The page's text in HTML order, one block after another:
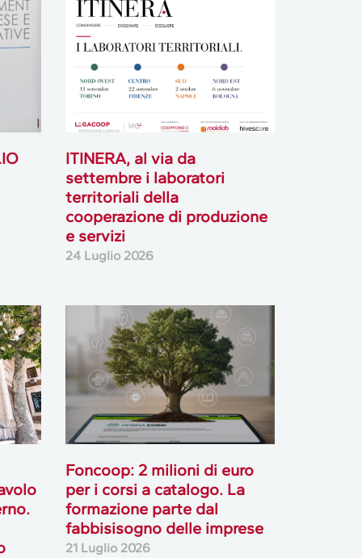
ITINERA, al via da
settembre i laboratori
territoriali della
cooperazione di produzione
e servizi
24 Luglio 2026
Foncoop: 2 milioni di euro
per i corsi a catalogo. La
formazione parte dal
fabbisisogno delle imprese
21 Luglio 2026